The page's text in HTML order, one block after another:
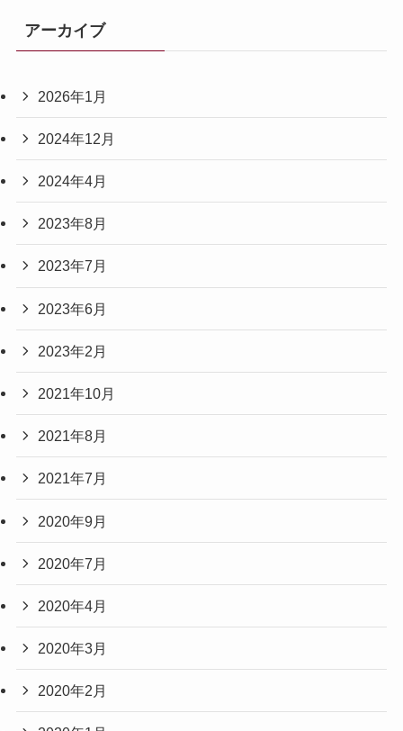
アーカイブ
2026年1月
2024年12月
2024年4月
2023年8月
2023年7月
2023年6月
2023年2月
2021年10月
2021年8月
2021年7月
2020年9月
2020年7月
2020年4月
2020年3月
2020年2月